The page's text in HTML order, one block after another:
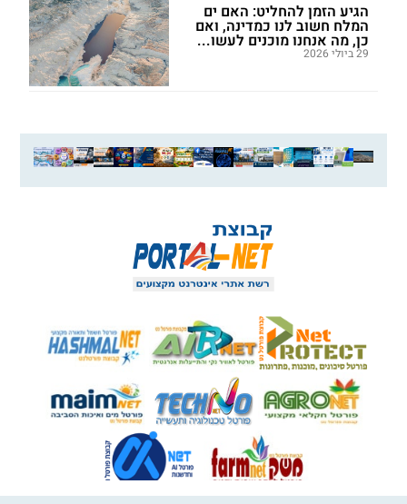
הגיע הזמן להחליט: האם ים
המלח חשוב לנו כמדינה, ואם
כן, מה אנחנו מוכנים לעשו...
29 ביולי 2026